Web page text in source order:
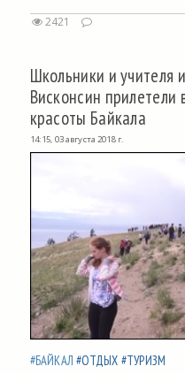
2421
Школьники и учителя
Висконсин прилетели
красоты Байкала
14:15, 03 августа 2018 г.
#БАЙКАЛ #ОТДЫХ #ТУРИЗМ